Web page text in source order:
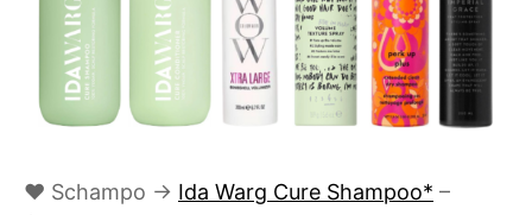
♥ Schampo → Ida Warg Cure Shampoo* –